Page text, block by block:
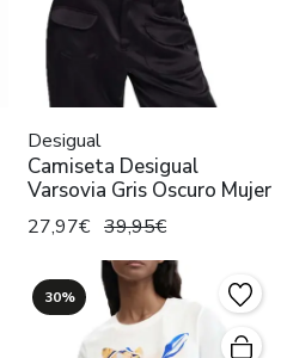
Desigual
Camiseta Desigual
Varsovia Gris Oscuro Mujer
27,97€ 39,95€
30%